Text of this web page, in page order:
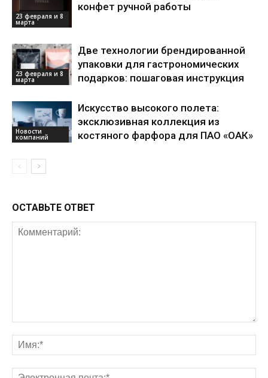
23 февраля и 8
марта
конфет ручной работы
23 февраля и 8
марта
Две технологии брендированной
упаковки для гастрономических
подарков: пошаговая инструкция
Новости
компаний
Искусство высокого полета:
эксклюзивная коллекция из
костяного фарфора для ПАО «ОАК»
ОСТАВЬТЕ ОТВЕТ